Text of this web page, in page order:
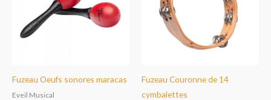
Fuzeau Oeufs sonores maracas
Eveil Musical
Fuzeau Couronne de 14
cymbalettes